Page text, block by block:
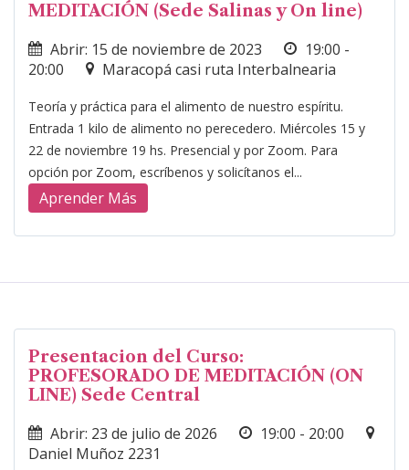
MEDITACIÓN (Sede Salinas y On line)
Abrir: 15 de noviembre de 2023
19:00 -
20:00
Maracopá casi ruta Interbalnearia
Teoría y práctica para el alimento de nuestro espíritu.
Entrada 1 kilo de alimento no perecedero. Miércoles 15 y
22 de noviembre 19 hs. Presencial y por Zoom. Para
opción por Zoom, escríbenos y solicítanos el...
Aprender Más
Presentacion del Curso:
PROFESORADO DE MEDITACIÓN (ON
LINE) Sede Central
Abrir: 23 de julio de 2026
19:00 - 20:00
Daniel Muñoz 2231